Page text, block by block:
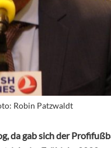
Robin Patzwaldt
da gab sich der